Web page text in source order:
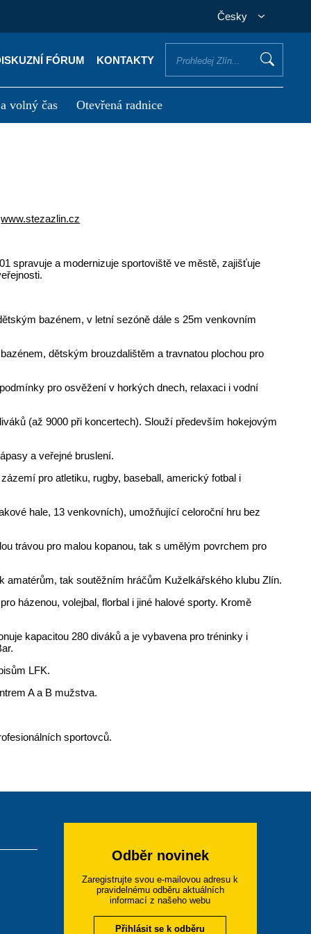
Česky
FÓRUM KONTAKTY
volný čas Otevřená radnice
www.stezazlin.cz
spravuje a modernizuje sportoviště ve městě, zajišťuje
bazénem, v letní sezóně dále s 25m venkovním
dětským brouzdalištěm a travnatou plochou pro
pro osvěžení v horkých dnech, relaxaci i vodní
(až 9000 při koncertech). Slouží především hokejovým
a veřejné bruslení.
pro atletiku, rugby, baseball, americký fotbal i
hale, 13 venkovních), umožňující celoroční hru bez
trávou pro malou kopanou, tak s umělým povrchem pro
tak soutěžním hráčům Kuželkářského klubu Zlín.
házenou, volejbal, florbal i jiné halové sporty. Kromě
kapacitou 280 diváků a je vybavena pro tréninky i
LFK.
A a B mužstva.
sportovců.
Odběr novinek
Zaregistrujte svou e-mailovou adresu k
pravidelnému odběru aktuálních
informací z našeho webu
Přihlásit se k odběru